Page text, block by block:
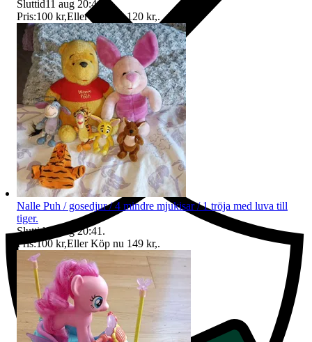
Ersättning om du inte får din vara
Sluttid11 aug 20:41
Pris:100 kr,Eller Köp nu 120 kr,.
Nalle Puh / gosedjur / 4 mindre mjukisar / 1 tröja med luva till
tiger.
Sluttid11 aug 20:41 .
Pris:100 kr,Eller Köp nu 149 kr,.